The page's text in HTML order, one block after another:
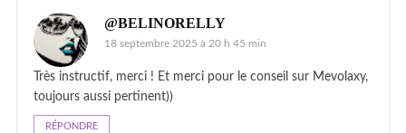
@BELINORELLY
18 septembre 2025 à 20 h 45 min
Très instructif, merci ! Et merci pour le conseil sur Mevolaxy,
toujours aussi pertinent))
RÉPONDRE